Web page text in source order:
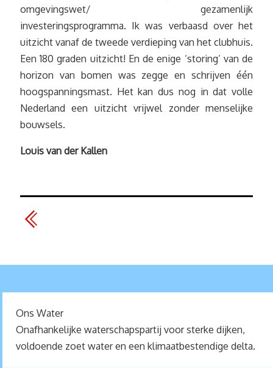
omgevingswet/ gezamenlijk
investeringsprogramma. Ik was verbaasd over het
uitzicht vanaf de tweede verdieping van het clubhuis.
Een 180 graden uitzicht! En de enige ‘storing’ van de
horizon van bomen was zegge en schrijven één
hoogspanningsmast. Het kan dus nog in dat volle
Nederland een uitzicht vrijwel zonder menselijke
bouwsels.
Louis van der Kallen
Ons Water
Onafhankelijke waterschapspartij voor sterke dijken,
voldoende zoet water en een klimaatbestendige delta.